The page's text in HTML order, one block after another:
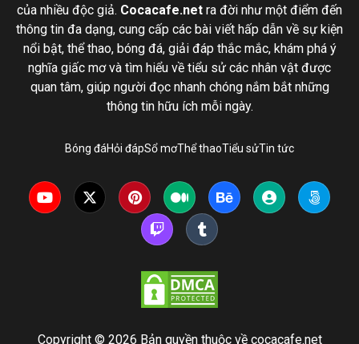
của nhiều độc giả. Cocacafe.net ra đời như một điểm đến
thông tin đa dạng, cung cấp các bài viết hấp dẫn về sự kiện
nổi bật, thể thao, bóng đá, giải đáp thắc mắc, khám phá ý
nghĩa giấc mơ và tìm hiểu về tiểu sử các nhân vật được
quan tâm, giúp người đọc nhanh chóng nắm bắt những
thông tin hữu ích mỗi ngày.
Bóng đáHỏi đápSổ mơThể thaoTiểu sửTin tức
Copyright © 2026 Bản quyền thuộc về cocacafe.net